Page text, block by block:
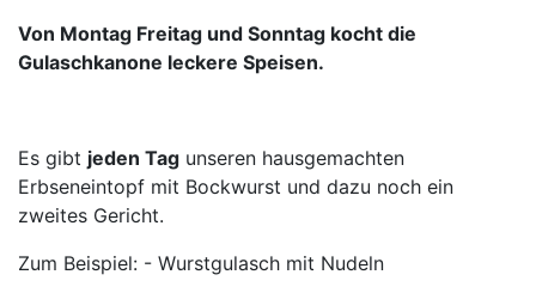
Von Montag Freitag und Sonntag kocht die
Gulaschkanone leckere Speisen.
Es gibt jeden Tag unseren hausgemachten
Erbseneintopf mit Bockwurst und dazu noch ein
zweites Gericht.
Zum Beispiel: - Wurstgulasch mit Nudeln